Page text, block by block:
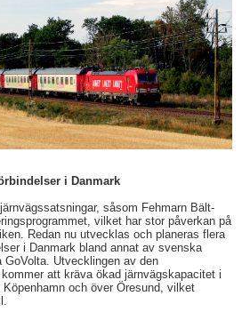
i Danmark
såsom Fehmarn Bält-
vilket har stor påverkan på
Redan nu utvecklas och planeras flera
i Danmark bland annat av svenska
Utvecklingen av den
att kräva ökad järnvägskapacitet i
och över Öresund, vilket